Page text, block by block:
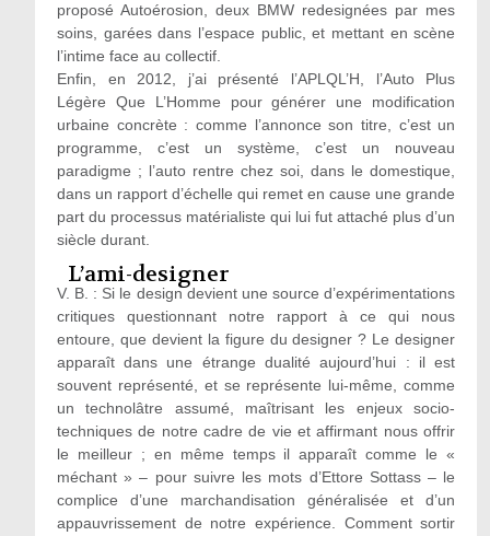
proposé Autoérosion, deux BMW redesignées par mes
soins, garées dans l’espace public, et mettant en scène
l’intime face au collectif.
Enfin, en 2012, j’ai présenté l’APLQL’H, l’Auto Plus
Légère Que L’Homme pour générer une modification
urbaine concrète : comme l’annonce son titre, c’est un
programme, c’est un système, c’est un nouveau
paradigme ; l’auto rentre chez soi, dans le domestique,
dans un rapport d’échelle qui remet en cause une grande
part du processus matérialiste qui lui fut attaché plus d’un
siècle durant.
L’ami-designer
V. B. : Si le design devient une source d’expérimentations
critiques questionnant notre rapport à ce qui nous
entoure, que devient la figure du designer ? Le designer
apparaît dans une étrange dualité aujourd’hui : il est
souvent représenté, et se représente lui-même, comme
un technolâtre assumé, maîtrisant les enjeux socio-
techniques de notre cadre de vie et affirmant nous offrir
le meilleur ; en même temps il apparaît comme le «
méchant » – pour suivre les mots d’Ettore Sottass – le
complice d’une marchandisation généralisée et d’un
appauvrissement de notre expérience. Comment sortir